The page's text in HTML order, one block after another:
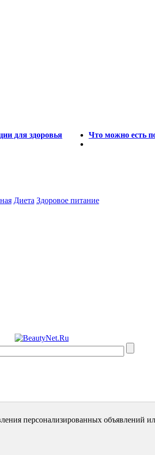
для здоровья Что можно есть
Диета Здоровое питание
персонализированных объявлений